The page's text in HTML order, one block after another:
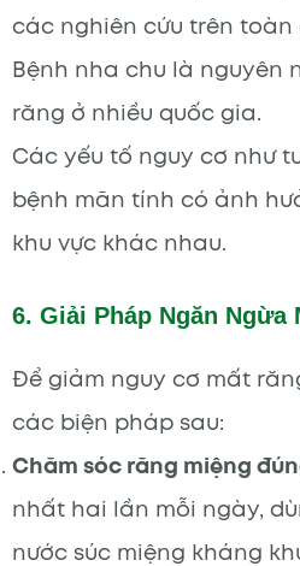
các nghiên cứu trên toàn
Bệnh nha chu là nguyên
răng ở nhiều quốc gia.
Các yếu tố nguy cơ như
bệnh mãn tính có ảnh
khu vực khác nhau.
6. Giải Pháp Ngăn Ngừa
Để giảm nguy cơ mất
các biện pháp sau:
Chăm sóc răng miệng
nhất hai lần mỗi ngày,
nước súc miệng kháng